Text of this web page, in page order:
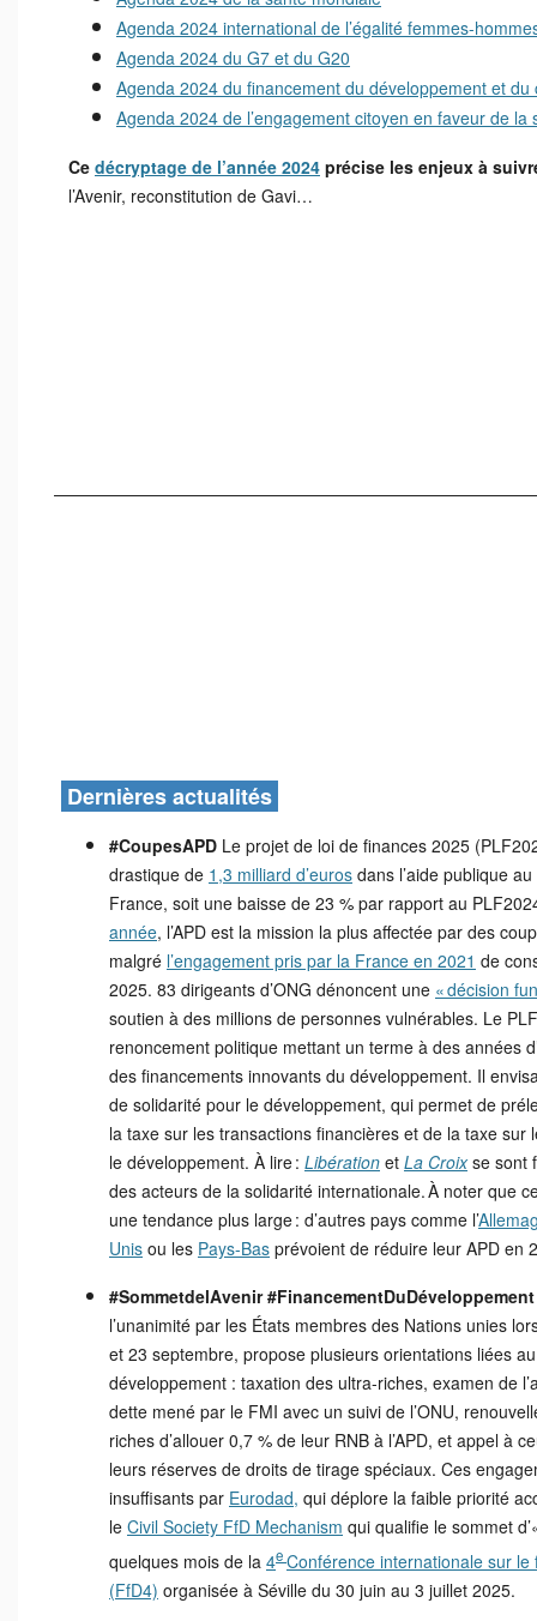
Agenda 2024 international de l’égalité femmes-
Agenda 2024 du G7 et du G20
Agenda 2024 du financement du développement et du
Agenda 2024 de l’engagement citoyen en faveur de
Ce décryptage de l’année 2024 précise les enjeux à
l’Avenir, reconstitution de Gavi…
Dernières actualités
#CoupesAPD Le projet de loi de finances 2025
drastique de 1,3 milliard d’euros dans l’aide publique
France, soit une baisse de 23 % par rapport au
année, l’APD est la mission la plus affectée par des
malgré l’engagement pris par la France en 2021 de
2025. 83 dirigeants d’ONG dénoncent une « décision
soutien à des millions de personnes vulnérables. Le
renoncement politique mettant un terme à des années
des financements innovants du développement. Il
de solidarité pour le développement, qui permet de
la taxe sur les transactions financières et de la taxe sur
le développement. À lire : Libération et La Croixse sont
des acteurs de la solidarité internationale. À noter que
une tendance plus large : d’autres pays comme l’
Unis ou les Pays-Bas prévoient de réduire leur APD en
#SommetdelAvenir #FinancementDuDéveloppement
l’unanimité par les États membres des Nations unies
et 23 septembre, propose plusieurs orientations liées
développement : taxation des ultra-riches, examen de
dette mené par le FMI avec un suivi de l’ONU,
riches d’allouer 0,7 % de leur RNB à l’APD, et appel à
leurs réserves de droits de tirage spéciaux. Ces
insuffisants par Eurodad, qui déplore la faible priorité
le Civil Society FfD Mechanism qui qualifie le sommet
quelques mois de la 4eConférence internationale sur
(FfD4) organisée à Séville du 30 juin au 3 juillet 2025.